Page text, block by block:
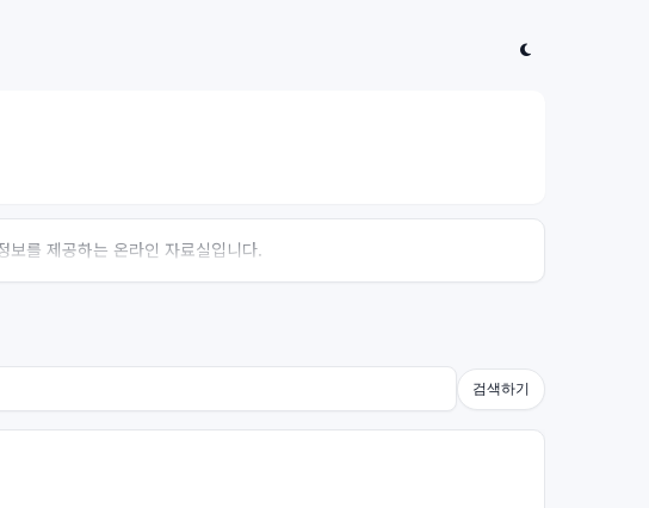
를 제공하는 온라인 자료실입니다.
검색하기